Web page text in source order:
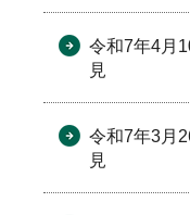
令和7年4月
見
令和7年3月
見